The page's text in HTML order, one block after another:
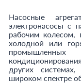
Насосные
электронасосы с
рабочим колесом,
холодной или
других
широком спектре